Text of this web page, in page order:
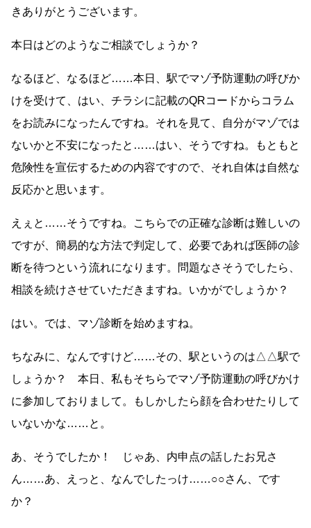
きありがとうございます。
本日はどのようなご相談でしょうか？
なるほど、なるほど……本日、駅でマゾ予防運動の呼びか
けを受けて、はい、チラシに記載のQRコードからコラム
をお読みになったんですね。それを見て、自分がマゾでは
ないかと不安になったと……はい、そうですね。もともと
危険性を宣伝するための内容ですので、それ自体は自然な
反応かと思います。
えぇと……そうですね。こちらでの正確な診断は難しいの
ですが、簡易的な方法で判定して、必要であれば医師の診
断を待つという流れになります。問題なさそうでしたら、
相談を続けさせていただきますね。いかがでしょうか？
はい。では、マゾ診断を始めますね。
ちなみに、なんですけど……その、駅というのは△△駅で
しょうか？ 本日、私もそちらでマゾ予防運動の呼びかけ
に参加しておりまして。もしかしたら顔を合わせたりして
いないかな……と。
あ、そうでしたか！ じゃあ、内申点の話したお兄さ
ん……あ、えっと、なんでしたっけ……○○さん、です
か？